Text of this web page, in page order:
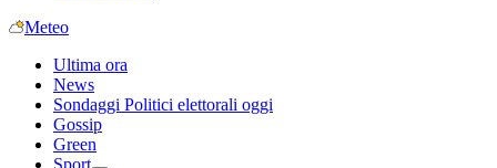
Meteo
Ultima ora
News
Sondaggi Politici elettorali oggi
Gossip
Green
Sport